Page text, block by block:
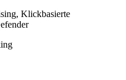
Klickbasierte